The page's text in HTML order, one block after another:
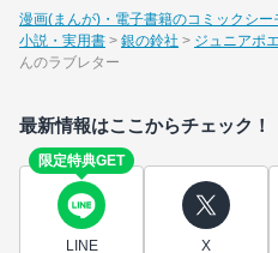
漫画(まんが)・電子書籍のコミックシー
小説・実用書
銀の鈴社 ジュニアポ
んのラブレター
最新情報はここからチェック！
限定特典GET
LINE X